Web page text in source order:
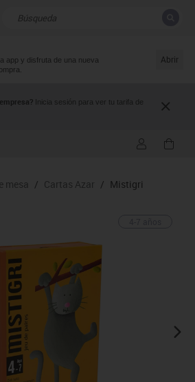
app y disfruta de una nueva
Abrir
Inicia sesión para ver tu tarifa de
Resultados de la búsqueda
mesa / Cartas Azar / Mistigri